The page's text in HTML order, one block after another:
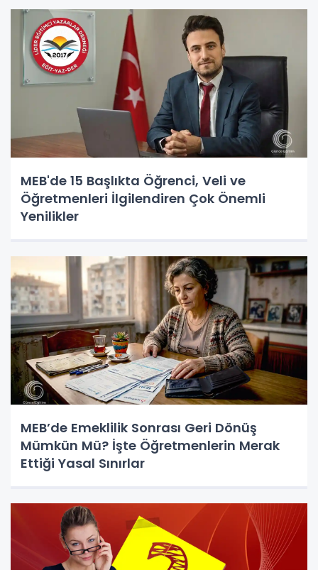
MEB'de 15 Başlıkta Öğrenci, Veli ve
Öğretmenleri İlgilendiren Çok Önemli
Yenilikler
MEB’de Emeklilik Sonrası Geri Dönüş
Mümkün Mü? İşte Öğretmenlerin Merak
Ettiği Yasal Sınırlar